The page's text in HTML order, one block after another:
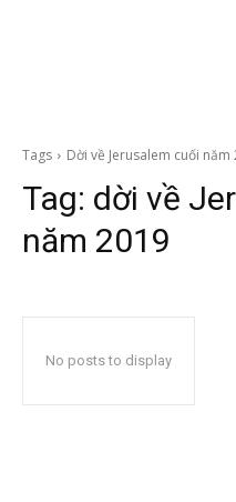
Tags Dời về Jerusalem cuối năm
Tag: dời về
năm 2019
No posts to display